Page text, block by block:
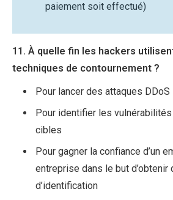
paiement soit effectué)
11. À quelle fin les hackers
techniques de contournement ?
Pour lancer des attaques
Pour identifier les
cibles
Pour gagner la confiance d’un
entreprise dans le but
d’identification